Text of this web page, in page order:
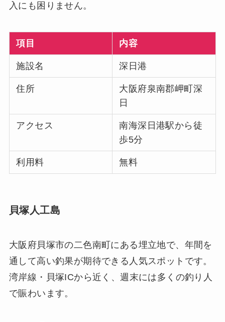
入にも困りません。
項目 内容
施設名 深日港
住所
大阪府泉南郡岬町深
日
アクセス
南海深日港駅から徒
歩5分
利用料 無料
貝塚人工島
大阪府貝塚市の二色南町にある埋立地で、年間を
通して高い釣果が期待できる人気スポットです。
湾岸線・貝塚ICから近く、週末には多くの釣り人
で賑わいます。